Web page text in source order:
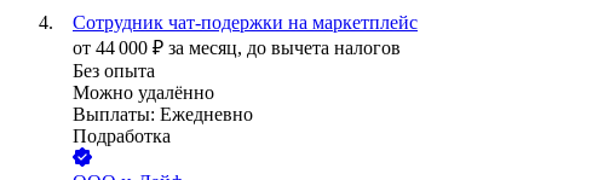
Сотрудник чат-подержки на маркетплейс
от 44 000 ₽ за месяц, до вычета налогов
Без опыта
Можно удалённо
Выплаты: Ежедневно
Подработка